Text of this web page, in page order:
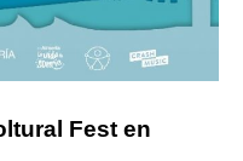
Fest en